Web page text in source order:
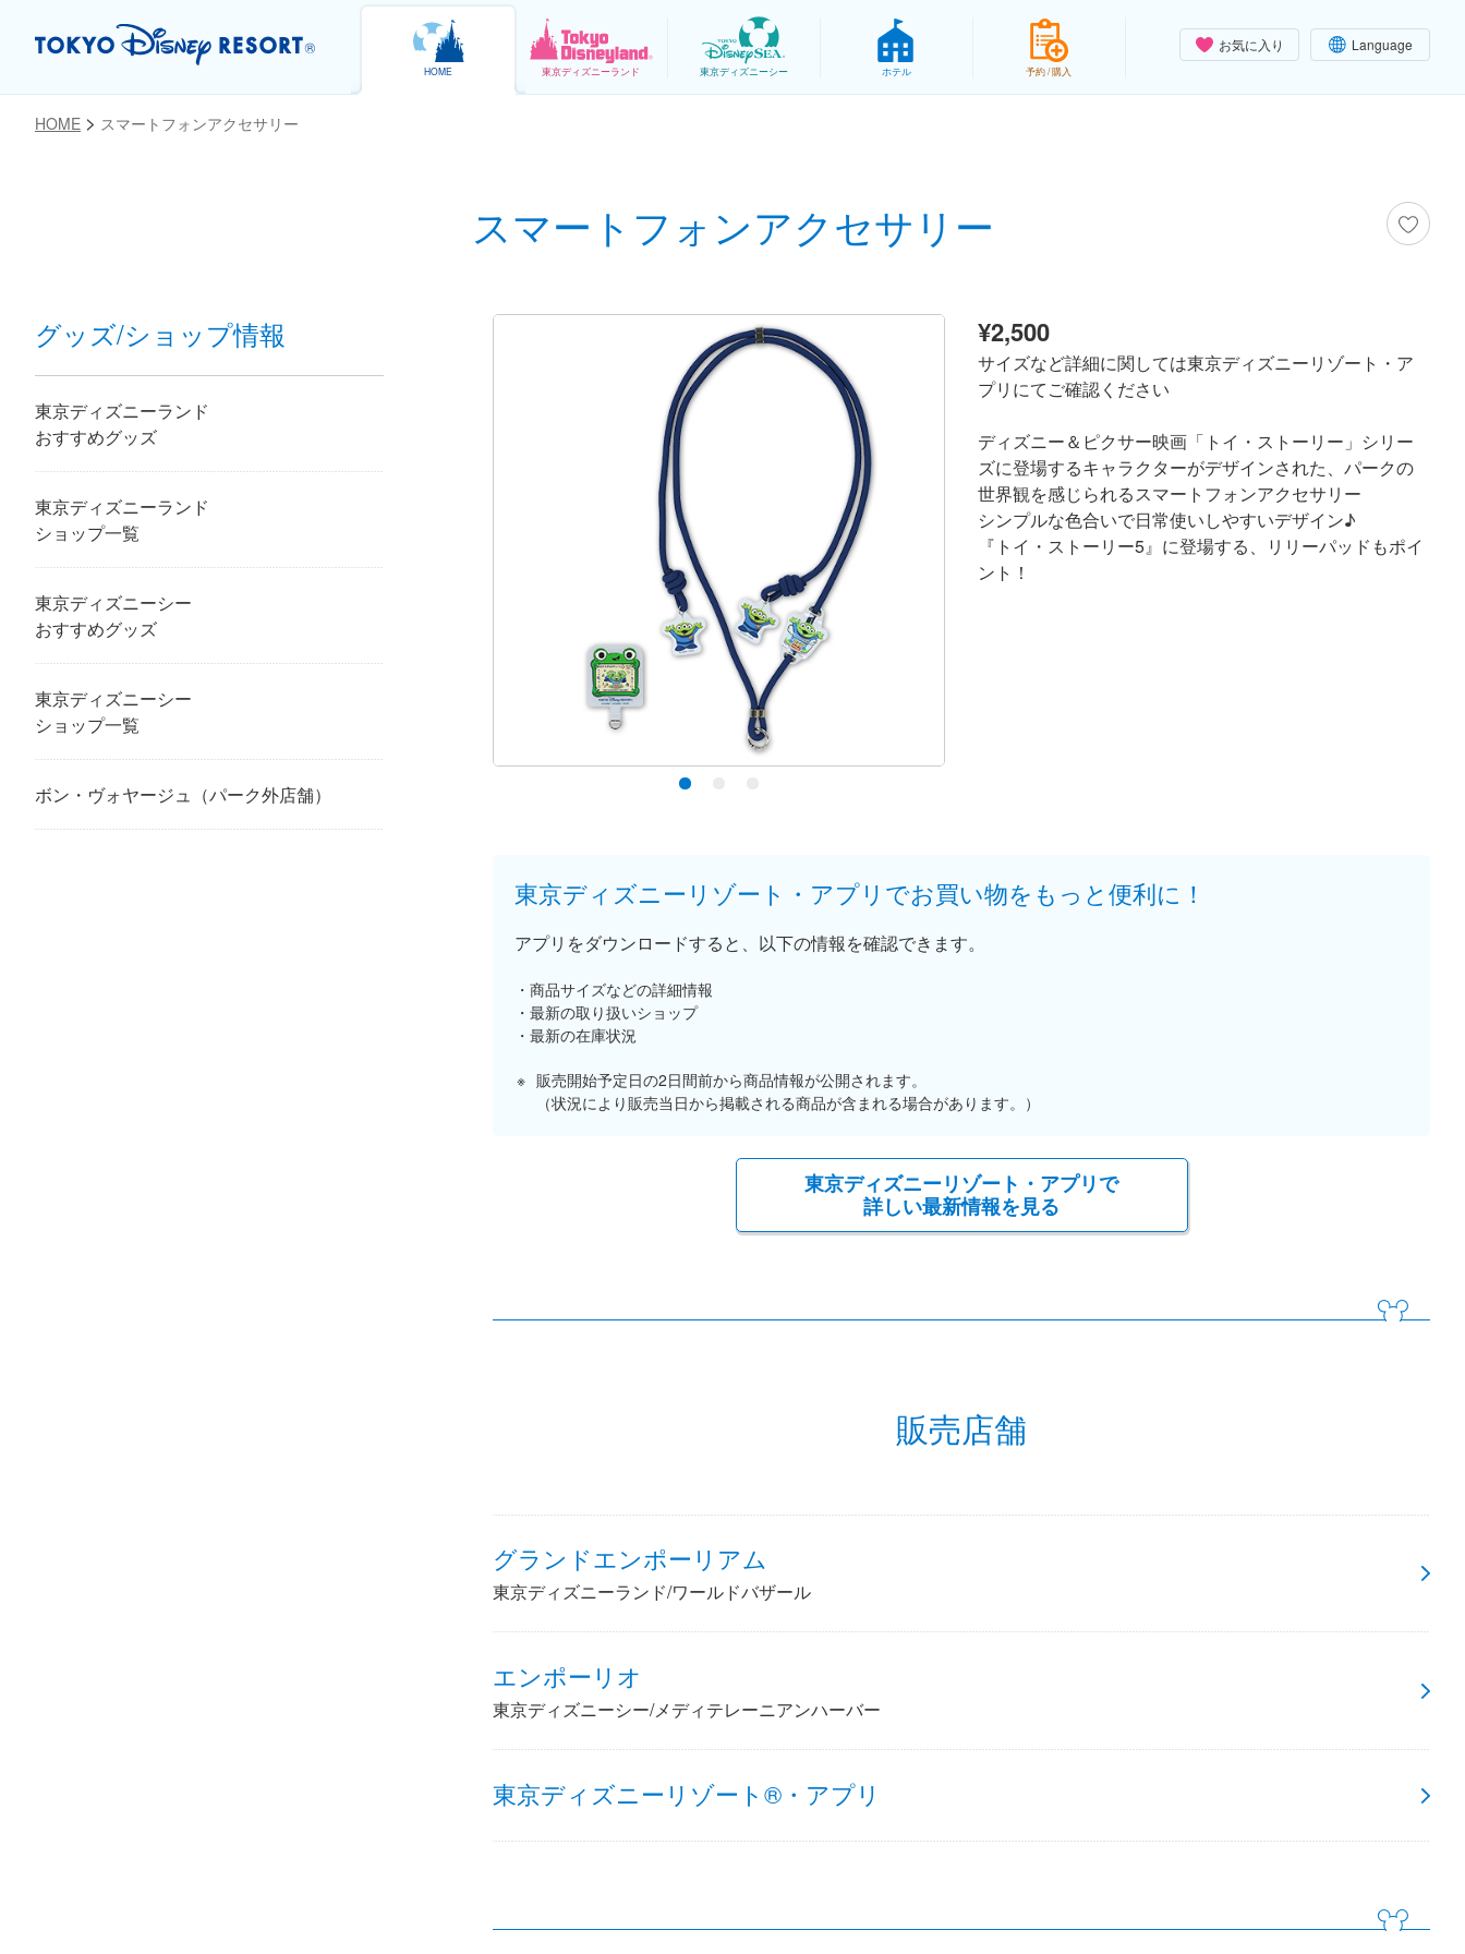
お気に入り Language
HOME 東京ディズニーランド 東京ディズニーシー ホテル 予約 / 購入
HOME スマートフォンアクセサリー
スマートフォンアクセサリー
¥2,500
サイズなど詳細に関しては東京ディズニーリゾート・ア
プリにてご確認ください
ディズニー＆ピクサー映画「トイ・ストーリー」シリー
ズに登場するキャラクターがデザインされた、パークの
世界観を感じられるスマートフォンアクセサリー
シンプルな色合いで日常使いしやすいデザイン♪
『トイ・ストーリー5』に登場する、リリーパッドもポイ
ント！
東京ディズニーリゾート・アプリでお買い物をもっと便利に！
アプリをダウンロードすると、以下の情報を確認できます。
商品サイズなどの詳細情報
最新の取り扱いショップ
最新の在庫状況
販売開始予定日の2日間前から商品情報が公開されます。
（状況により販売当日から掲載される商品が含まれる場合があります。）
東京ディズニーリゾート・アプリで
詳しい最新情報を見る
販売店舗
グランドエンポーリアム
東京ディズニーランド/ワールドバザール
エンポーリオ
東京ディズニーシー/メディテレーニアンハーバー
東京ディズニーリゾート®・アプリ
グッズ/ショップ情報
東京ディズニーランド
おすすめグッズ
東京ディズニーランド
ショップ一覧
東京ディズニーシー
おすすめグッズ
東京ディズニーシー
ショップ一覧
ボン・ヴォヤージュ（パーク外店舗）